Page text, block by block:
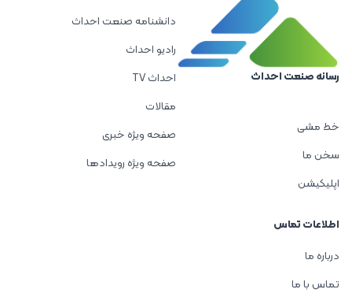
رسانه صنعت احداث
خط مشی
سخن ما
اپلیکیشن
دانشنامه صنعت احداث
رادیو احداث
احداث TV
مقالات
صفحه ویژه خبری
صفحه ویژه رویدادها
اطلاعات تماس
درباره ما
تماس با ما